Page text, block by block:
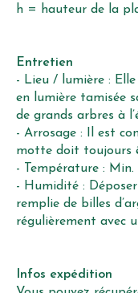
h = hauteur de la
Entretien
- Lieu / lumière :
en lumière tamisée
de grands arbres à
- Arrosage : Il est
motte doit toujours
- Température : Min.
- Humidité :
remplie de billes
régulièrement avec
Infos expédition